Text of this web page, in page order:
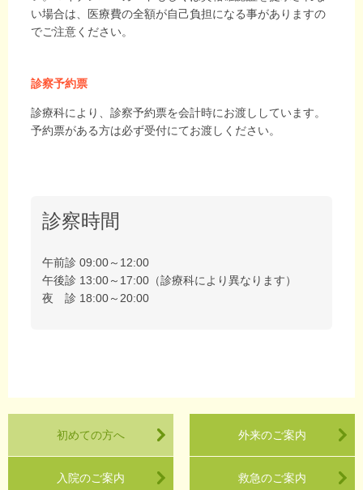
い場合は、医療費の全額が自己負担になる事がありますの
でご注意ください。
診察予約票
診療科により、診察予約票を会計時にお渡ししています。
予約票がある方は必ず受付にてお渡しください。
診察時間
午前診 09:00～12:00
午後診 13:00～17:00（診療科により異なります）
夜 診 18:00～20:00
初めての方へ 外来のご案内
入院のご案内 救急のご案内